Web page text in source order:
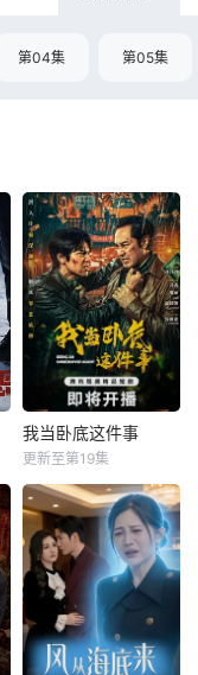
第04集 第05集
我当卧底这件事
更新至第19集